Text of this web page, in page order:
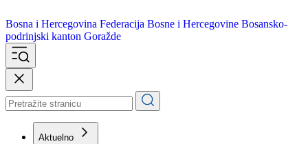
Bosna i Hercegovina Federacija Bosne i Hercegovine Bosansko-
podrinjski kanton Goražde
Aktuelno